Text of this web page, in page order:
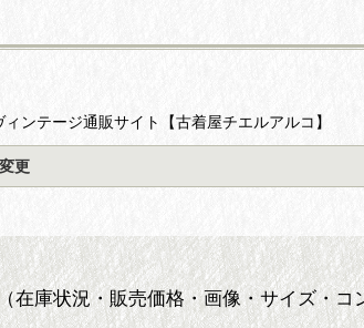
ンテージ通販サイト【古着屋チエルアルコ】
更
庫状況・販売価格・画像・サイズ・コ